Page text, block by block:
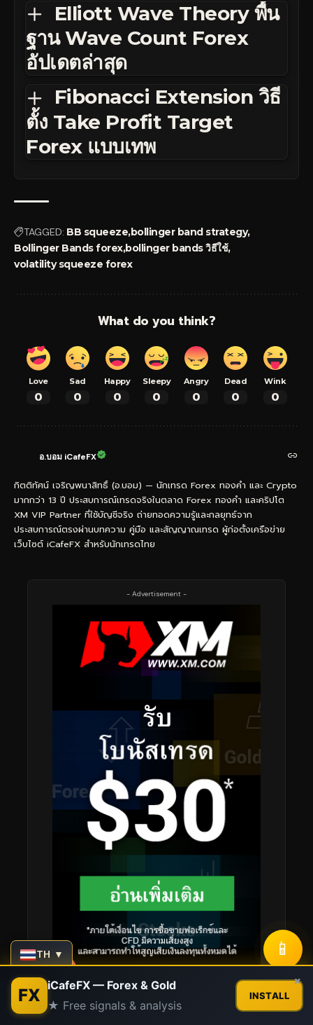
Elliott Wave Theory พื้น
ฐาน Wave Count Forex
อัปเดตล่าสุด
Fibonacci Extension วิธี
ตั้ง Take Profit Target
Forex แบบเทพ
TAGGED: BB squeezebollinger band strategy
Bollinger Bands forexbollinger bands วิธีใช้
volatility squeeze forex
What do you think?
Love
0
Sad
0
Happy
0
Sleepy
0
Angry
0
Dead
0
Wink
0
อ.บอม iCafeFX
กิตติทัศน์ เจริญพนาสิทธิ์ (อ.บอม) — นักเทรด Forex ทองคำ และ Crypto
มากกว่า 13 ปี ประสบการณ์เทรดจริงในตลาด Forex ทองคำ และคริปโต
XM VIP Partner ที่ใช้บัญชีจริง ถ่ายทอดความรู้และกลยุทธ์จาก
ประสบการณ์ตรงผ่านบทความ คู่มือ และสัญญาณเทรด ผู้ก่อตั้งเครือข่าย
เว็บไซต์ iCafeFX สำหรับนักเทรดไทย
- Advertisement -
TH ▼ 📱
FX iCafeFX — Forex & Gold
★ Free signals & analysis
INSTALL
×
Contact us
Open